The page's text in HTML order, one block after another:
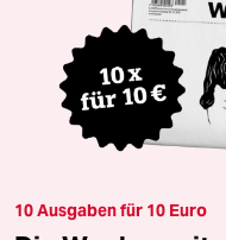
10 Ausgaben für 10 Euro